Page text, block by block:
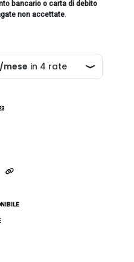
bancario o carta di debito
non accettate.